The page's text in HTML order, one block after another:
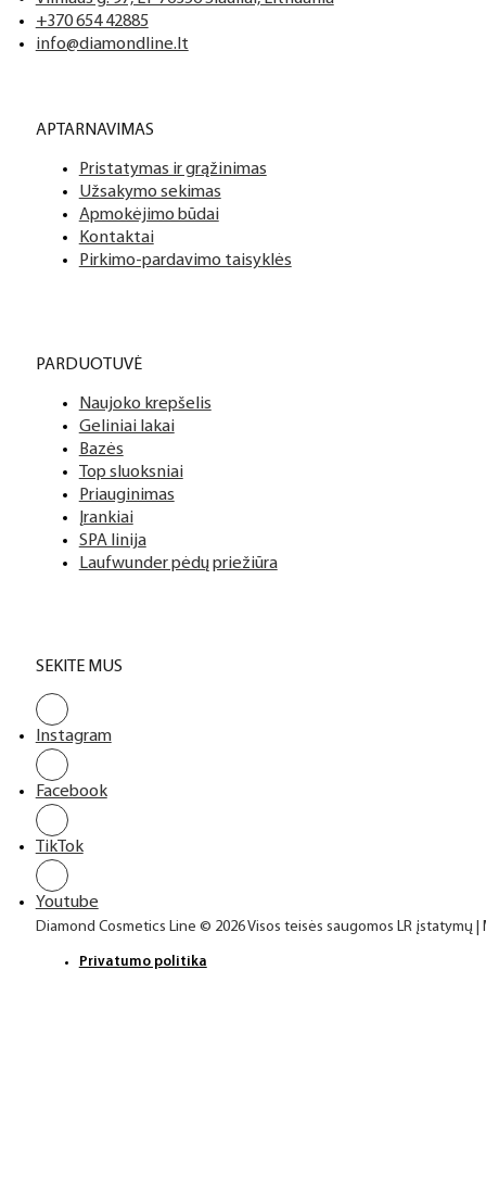
+370 654 42885
info@diamondline.lt
APTARNAVIMAS
Pristatymas ir grąžinimas
Užsakymo sekimas
Apmokėjimo būdai
Kontaktai
Pirkimo-pardavimo taisyklės
PARDUOTUVĖ
Naujoko krepšelis
Geliniai lakai
Bazės
Top sluoksniai
Priauginimas
Įrankiai
SPA linija
Laufwunder pėdų priežiūra
SEKITE MUS
Instagram
Facebook
TikTok
Youtube
Diamond Cosmetics Line © 2026 Visos teisės saugomos LR įstatymų
Privatumo politika